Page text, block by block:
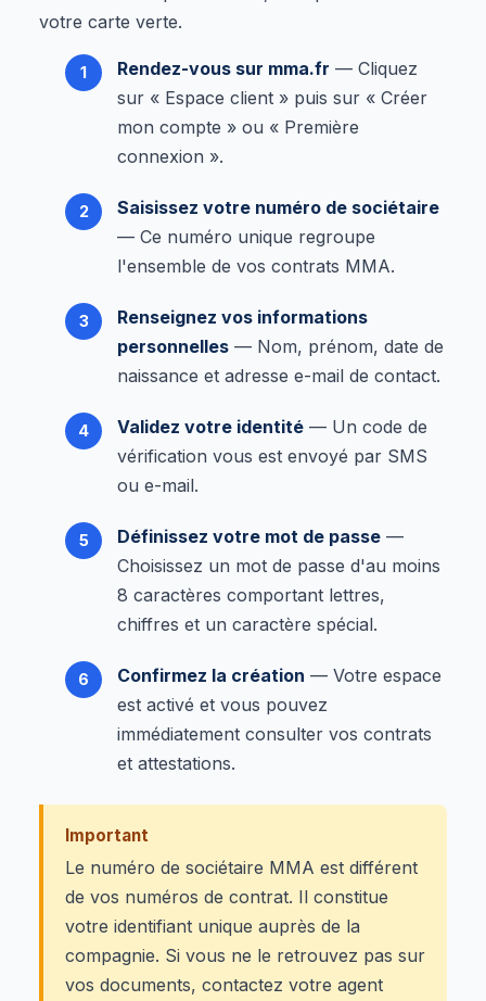
votre carte verte.
Rendez-vous sur mma.fr — Cliquez
sur « Espace client » puis sur « Créer
mon compte » ou « Première
connexion ».
Saisissez votre numéro de sociétaire
— Ce numéro unique regroupe
l'ensemble de vos contrats MMA.
Renseignez vos informations
personnelles — Nom, prénom, date de
naissance et adresse e-mail de contact.
Validez votre identité — Un code de
vérification vous est envoyé par SMS
ou e-mail.
Définissez votre mot de passe —
Choisissez un mot de passe d'au moins
8 caractères comportant lettres,
chiffres et un caractère spécial.
Confirmez la création — Votre espace
est activé et vous pouvez
immédiatement consulter vos contrats
et attestations.
Important
Le numéro de sociétaire MMA est différent
de vos numéros de contrat. Il constitue
votre identifiant unique auprès de la
compagnie. Si vous ne le retrouvez pas sur
vos documents, contactez votre agent